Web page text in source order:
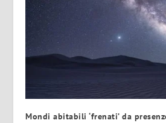
Mondi abitabili ‘frenati’ da